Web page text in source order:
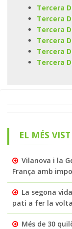
Tercera
Tercera
Tercera
Tercera
Tercera
Tercera
EL MÉS
Vilanova i la
França amb
La segona
pati a fer la
Més de 30